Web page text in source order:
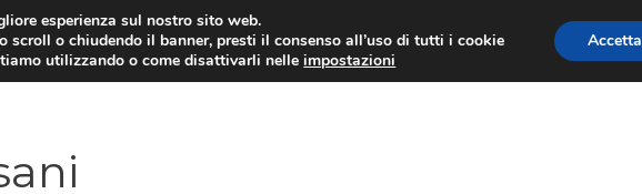
AMMINISTRAZIONE PUBBLICA ECONOMIA EUROPEA
esperienza sul nostro sito web.
scroll o chiudendo il banner, presti il consenso all’uso di tutti i cookie
utilizzando o come disattivarli nelleimpostazioni
Accetta